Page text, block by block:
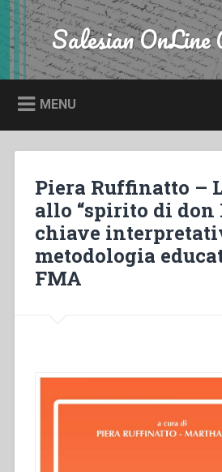
Skip
to
content
Search Salesian OnLine
MENU
Piera Ruffinatto –
allo “spirito di don
chiave
metodologia
FMA